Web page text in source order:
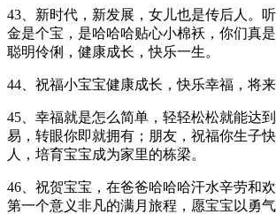
43、新时代，新发展，女儿也是传后人。
金是个宝，是哈哈哈贴心小棉袄，你们真
聪明伶俐，健康成长，快乐一生。
44、祝福小宝宝健康成长，快乐幸福，将
45、幸福就是怎么简单，轻轻松松就能达
易，转眼你即就拥有；朋友，祝福你生子
人，培育宝宝成为家里的栋梁。
46、祝贺宝宝，在爸爸哈哈哈汗水辛劳和
第一个意义非凡的满月旅程，愿宝宝以勇